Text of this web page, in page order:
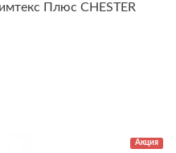
Плюс CHESTER
Акция